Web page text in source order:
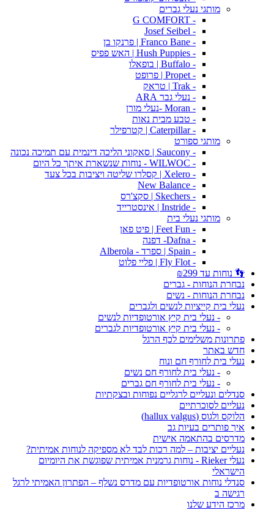
מותגי נעלי גברים
- G COMFORT
- Josef Seibel
- Franco Bane | פרנקו בן
- Hush Puppies | האש פפיס
- Buffalo | בופאלו
- Propet | פרופט
- Trak | טראק
- נעלי גבר ARA
- Moran -נעלי מורן
- טבע מבית נאות
- Caterpillar | קטרפילר
מותגי ספורט
- Saucony | סאקוני הליכה דינמית עם תמיכה נכונה
- WILWOC - נוחות שנשארת איתך כל היום
- Xelero | קסלרו שליטה ויציבות בכל צעד
- New Balance
- Skechers | סקצ'רס
- Instride | אינסטרייד
מותגי נעלי בית
- Feet Fun | פיט פאן
- Dafna- דפנה
- Spain | ספרד - Alberola
- Fly Flot | פליי פלוט
👣 נוחות עד ₪299
נבחרת הנוחות - גברים
נבחרת הנוחות - נשים
נעלי בית קייציות לנשים ולגברים
- נעלי בית קיץ אורטופדיות לנשים
- נעלי בית קיץ אורטופדיות לגברים
פתרונות משלימים לכף הרגל
חדש באתר
נעלי בית לחורף חם ונוח
- נעלי בית לחורף חם נשים
- נעלי בית לחורף חם גברים
סנדלים ונעליים לרגליים נפוחות ובצקתיות
נעליים לסוכרתיים
הלוקס ולגוס (hallux valgus)
איך פותרים בעיות גב
מדרסים בהתאמה אישית
נעליים יציבות – למה רכות לבד לא מספיקה לנוחות אמיתית?
נעלי Rieker - נוחות גרמנית אמיתית שפוגשת את היומיום
הישראלי
סנדלי נוחות אורטופדיות עם מדרס נשלף – הפתרון האמיתי לרגל
רגישה ב
מרכז הידע שלנו